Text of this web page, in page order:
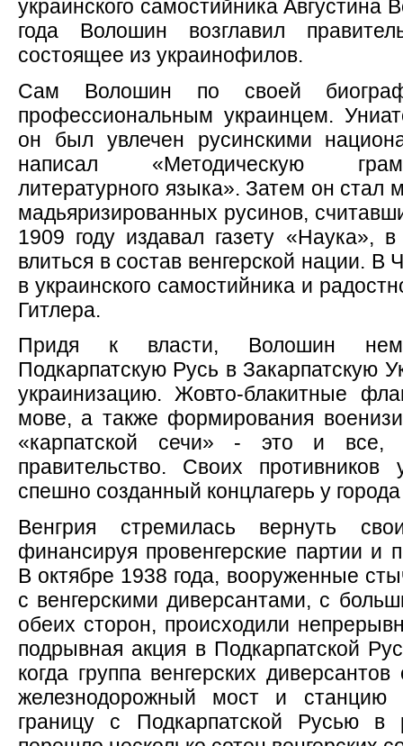
украинского самостийника Августина
года Волошин возглавил
состоящее из украинофилов.
Сам Волошин по своей
профессиональным украинцем.
он был увлечен русинскими
написал «Методическую
литературного языка». Затем он стал
мадьяризированных русинов,
1909 году издавал газету «Наука»,
влиться в состав венгерской нации. В
в украинского самостийника и
Гитлера.
Придя к власти, Волошин
Подкарпатскую Русь в Закарпатскую
украинизацию. Жовто-блакитные
мове, а также формирования
«карпатской сечи» - это и все,
правительство. Своих
спешно созданный концлагерь у
Венгрия стремилась вернуть
финансируя провенгерские партии и
В октябре 1938 года, вооруженные
с венгерскими диверсантами, с
обеих сторон, происходили
подрывная акция в Подкарпатской
когда группа венгерских
железнодорожный мост и станцию
границу с Подкарпатской Русью в